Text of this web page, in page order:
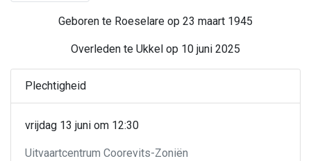
Geboren te Roeselare op 23 maart 1945
Overleden te Ukkel op 10 juni 2025
Plechtigheid
vrijdag 13 juni om 12:30
Uitvaartcentrum Coorevits-Zoniën